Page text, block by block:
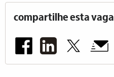
compartilhe esta vaga